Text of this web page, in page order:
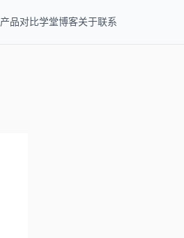
产品对比学堂博客关于联系